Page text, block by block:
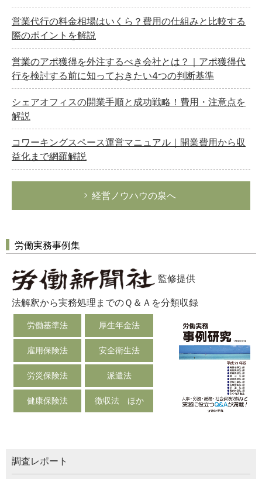
営業代行の料金相場はいくら？費用の仕組みと比較する
際のポイントを解説
営業のアポ獲得を外注するべき会社とは？｜アポ獲得代
行を検討する前に知っておきたい4つの判断基準
シェアオフィスの開業手順と成功戦略！費用・注意点を
解説
コワーキングスペース運営マニュアル｜開業費用から収
益化まで網羅解説
経営ノウハウの泉へ
労働実務事例集
監修提供
法解釈から実務処理までのＱ＆Ａを分類収録
労働基準法 厚生年金法
雇用保険法 安全衛生法
労災保険法 派遣法
健康保険法 徴収法 ほか
調査レポート